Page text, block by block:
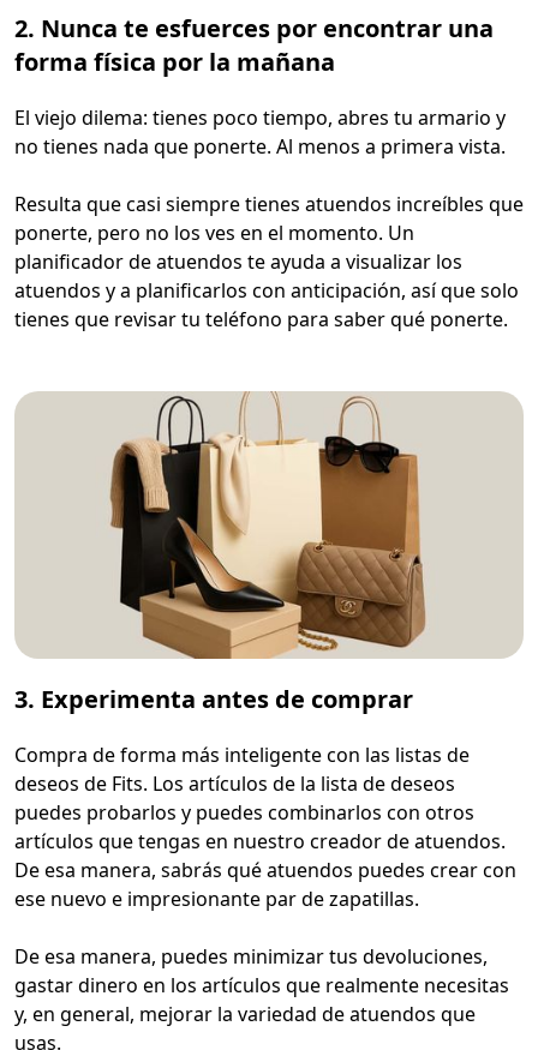
2. Nunca te esfuerces por encontrar una
forma física por la mañana
El viejo dilema: tienes poco tiempo, abres tu armario y
no tienes nada que ponerte. Al menos a primera vista.
Resulta que casi siempre tienes atuendos increíbles que
ponerte, pero no los ves en el momento. Un
planificador de atuendos te ayuda a visualizar los
atuendos y a planificarlos con anticipación, así que solo
tienes que revisar tu teléfono para saber qué ponerte.
3. Experimenta antes de comprar
Compra de forma más inteligente con las listas de
deseos de Fits. Los artículos de la lista de deseos
puedes probarlos y puedes combinarlos con otros
artículos que tengas en nuestro creador de atuendos.
De esa manera, sabrás qué atuendos puedes crear con
ese nuevo e impresionante par de zapatillas.
De esa manera, puedes minimizar tus devoluciones,
gastar dinero en los artículos que realmente necesitas
y, en general, mejorar la variedad de atuendos que
usas.